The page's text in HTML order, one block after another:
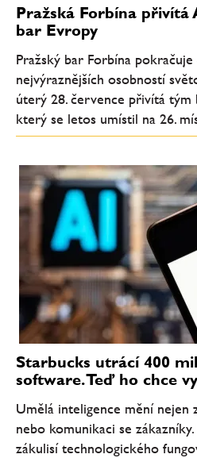
Pražská Forbína přivítá
bar Evropy
Pražský bar Forbína
nejvýraznějších osobností
úterý 28. července přivítá tým
který se letos umístil na 26.
Starbucks utrácí 400
software. Teď ho chce
Umělá inteligence mění nejen
nebo komunikaci se
zákulisí technologického